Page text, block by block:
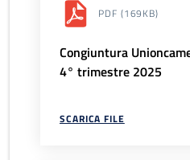
PDF (169KB)
Congiuntura
4° trimestre 2025
SCARICA FILE